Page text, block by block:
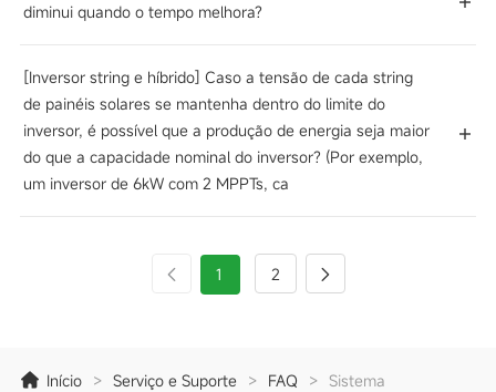
diminui quando o tempo melhora?
[Inversor string e híbrido] Caso a tensão de cada string
de painéis solares se mantenha dentro do limite do
inversor, é possível que a produção de energia seja maior
do que a capacidade nominal do inversor? (Por exemplo,
um inversor de 6kW com 2 MPPTs, ca
1 2
Início > Serviço e Suporte > FAQ > Sistema